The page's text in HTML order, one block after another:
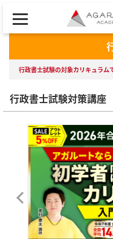
行政書士試験の対象カリキュラム
行政書士試験対策講座